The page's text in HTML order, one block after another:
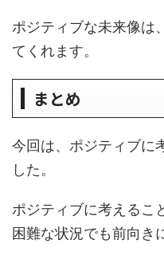
ポジティブな未来像は
てくれます。
まとめ
今回は、ポジティブに
した。
ポジティブに考えるこ
困難な状況でも前向き